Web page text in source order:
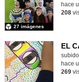
27 imágenes
hace
208
EL
hace
269